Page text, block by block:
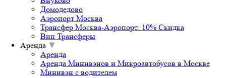
Домодедово
Аэропорт Москва
Трансфер Москва-Аэропорт: 10% Скидка
Вип Трансферы
Аренда ▼
Аренда
Аренда Минивэнов и Микроавтобусов в Москве
Минивэн с водителем